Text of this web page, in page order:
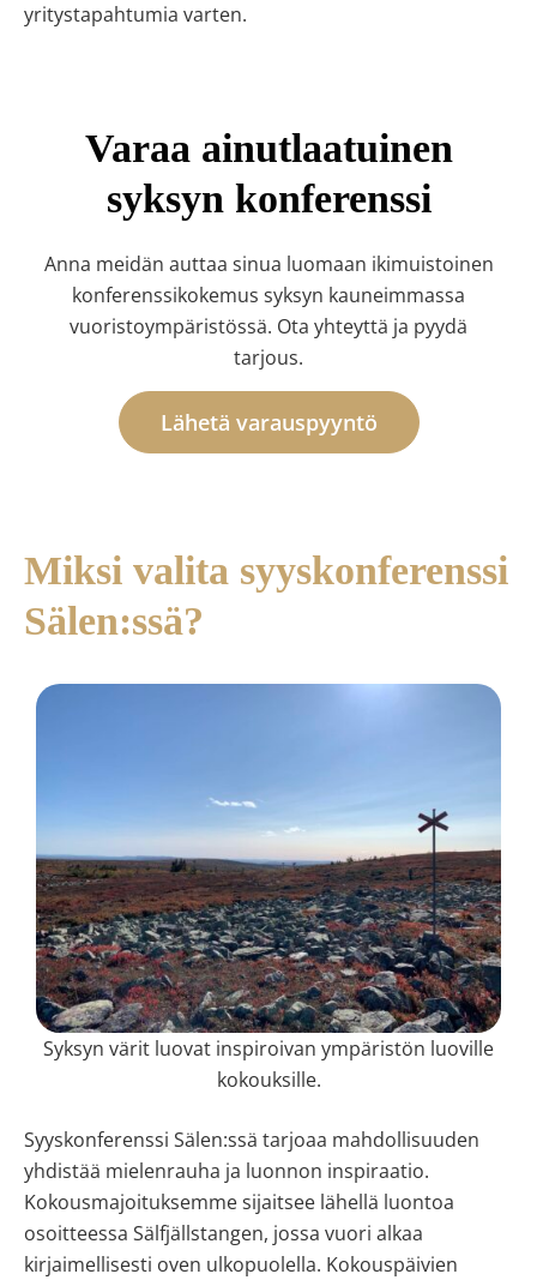
yritystapahtumia varten.
Varaa ainutlaatuinen
syksyn konferenssi
Anna meidän auttaa sinua luomaan ikimuistoinen
konferenssikokemus syksyn kauneimmassa
vuoristoympäristössä. Ota yhteyttä ja pyydä
tarjous.
Lähetä varauspyyntö
Miksi valita syyskonferenssi
Sälen:ssä?
Syksyn värit luovat inspiroivan ympäristön luoville
kokouksille.
Syyskonferenssi Sälen:ssä tarjoaa mahdollisuuden
yhdistää mielenrauha ja luonnon inspiraatio.
Kokousmajoituksemme sijaitsee lähellä luontoa
osoitteessa Sälfjällstangen, jossa vuori alkaa
kirjaimellisesti oven ulkopuolella. Kokouspäivien